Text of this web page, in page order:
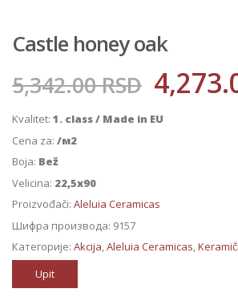
Castle honey oak
5,342.00RSD
Kvalitet: 1. class / Made in EU
Cena za: /м2
Boja: Bež
Velicina: 22,5x90
Proizvođači: Aleluia Ceramicas
Шифра производа: 9157
Категорије: Akcija,Aleluia Ceramicas,
Upit